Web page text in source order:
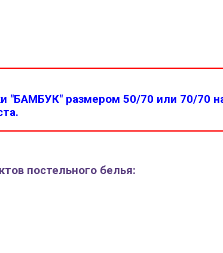
"БАМБУК" размером 50/70 или 70/70
постельного белья: